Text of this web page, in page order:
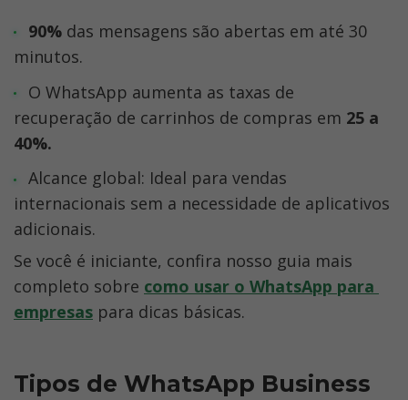
90% das mensagens são abertas em até 30
minutos.
O WhatsApp aumenta as taxas de
recuperação de carrinhos de compras em 25 a
40%.
Alcance global: Ideal para vendas
internacionais sem a necessidade de aplicativos
adicionais.
Se você é iniciante, confira nosso guia mais
completo sobre como usar o WhatsApp para
empresas para dicas básicas.
Tipos de WhatsApp Business